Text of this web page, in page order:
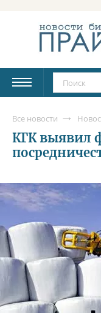
Все новости
КГК выявил